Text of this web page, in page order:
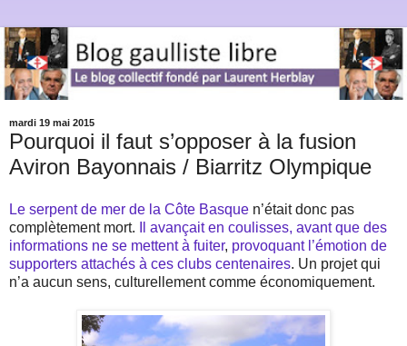
mardi 19 mai 2015
Pourquoi il faut s’opposer à la fusion
Aviron Bayonnais / Biarritz Olympique
Le serpent de mer de la Côte Basque n’était donc pas
complètement mort.
Il avançait en coulisses, avant que des
informations ne se mettent à fuiter, provoquant l’émotion de
supporters attachés à ces clubs centenaires. Un projet qui
n’a aucun sens, culturellement comme économiquement.